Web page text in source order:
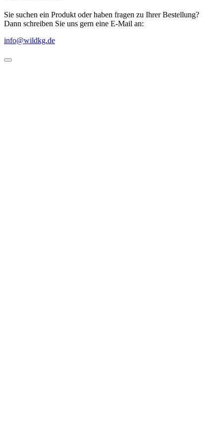
Sie suchen ein Produkt oder haben fragen zu Ihrer Bestellung?
Dann schreiben Sie uns gern eine E-Mail an:
info@wildkg.de